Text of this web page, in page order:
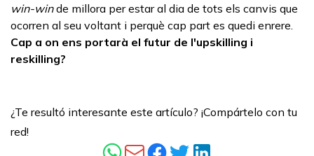
win-winde millora per estar al dia de tots els canvis que
ocorren al seu voltant i perquè cap part es quedi enrere.
Cap a on ens portarà el futur de l'upskilling i
reskilling?
¿Te resultó interesante este artículo? ¡Compártelo con tu
red!